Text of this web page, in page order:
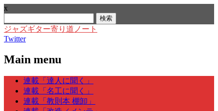
x
索:
ジャズギター寄り道ノート
Twitter
Main menu
Skip
content
連載「達人に聞く」
連載「名工に聞く」
連載「教則本 棚卸」